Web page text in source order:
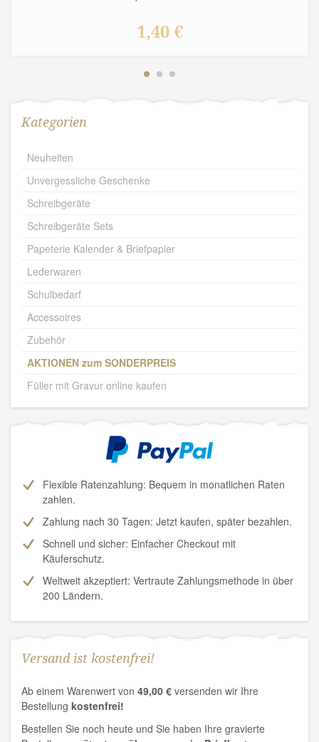
1,40 €
Kategorien
Neuheiten
Unvergessliche Geschenke
Schreibgeräte
Schreibgeräte Sets
Papeterie Kalender & Briefpapier
Lederwaren
Schulbedarf
Accessoires
Zubehör
AKTIONEN zum SONDERPREIS
Füller mit Gravur online kaufen
Flexible Ratenzahlung: Bequem in monatlichen Raten
zahlen.
Zahlung nach 30 Tagen: Jetzt kaufen, später bezahlen.
Schnell und sicher: Einfacher Checkout mit
Käuferschutz.
Weltweit akzeptiert: Vertraute Zahlungsmethode in über
200 Ländern.
Versand ist kostenfrei!
Ab einem Warenwert von 49,00 € versenden wir Ihre
Bestellung kostenfrei!
Bestellen Sie noch heute und Sie haben Ihre gravierte